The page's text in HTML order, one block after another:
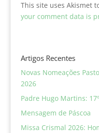
This site uses Akismet
your comment data is
Artigos Recentes
Novas Nomeações
2026
Padre Hugo Martins:
Mensagem de Páscoa
Missa Crismal 2026: